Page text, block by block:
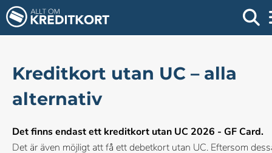
Kreditkort utan UC – alla
alternativ
Det finns endast ett kreditkort utan UC 2026 - GF Card.
Det är även möjligt att få ett debetkort utan UC. Eftersom